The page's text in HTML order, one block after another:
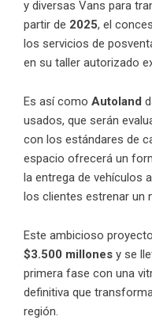
y diversas Vans para
partir de 2025, el
los servicios de
en su taller autorizado
Es así como Autoland
usados, que serán
con los estándares de
espacio ofrecerá un
la entrega de vehículos
los clientes estrenar un
Este ambicioso
$3.500 millones y se
primera fase con una
definitiva que
región.